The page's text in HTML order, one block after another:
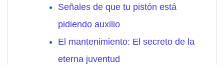
Señales de que tu pistón está
pidiendo auxilio
El mantenimiento: El secreto de la
eterna juventud